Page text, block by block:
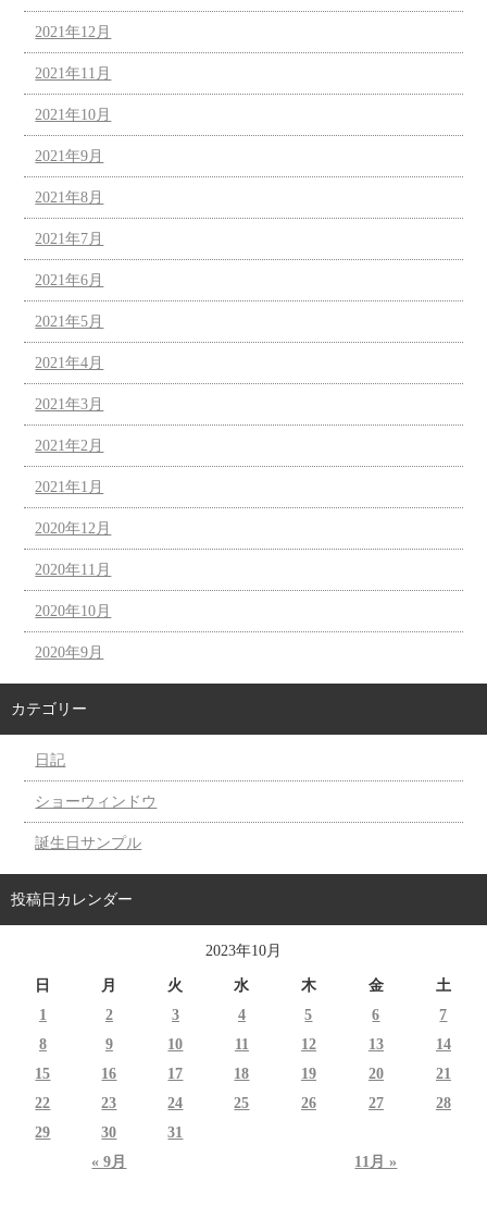
2021年12月
2021年11月
2021年10月
2021年9月
2021年8月
2021年7月
2021年6月
2021年5月
2021年4月
2021年3月
2021年2月
2021年1月
2020年12月
2020年11月
2020年10月
2020年9月
カテゴリー
日記
ショーウィンドウ
誕生日サンプル
投稿日カレンダー
2023年10月
日 月 火 水 木 金 土
« 9月 11月 »
1 2 3 4 5 6
7
8
9 10 11 12 13
14
15
16 17 18 19 20
21
22
23 24 25 26 27
28
29
30 31